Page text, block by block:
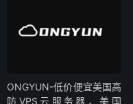
ONGYUN-低价便宜美国高
防VPS云服务器，美国